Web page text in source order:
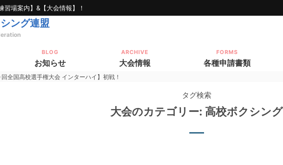
練習場案内】&【大会情報】！
ング連盟
BLOG
お知らせ
ARCHIVE
大会情報
FORMS
各種申請書類
回全国高校選手権大会 インターハイ】初戦！
japan amateur boxing
タグ検索
大会のカテゴリー: 高校ボクシング